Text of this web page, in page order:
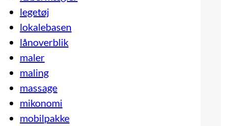
legetøj
lokalebasen
lånoverblik
maler
maling
massage
mikonomi
mobilpakke